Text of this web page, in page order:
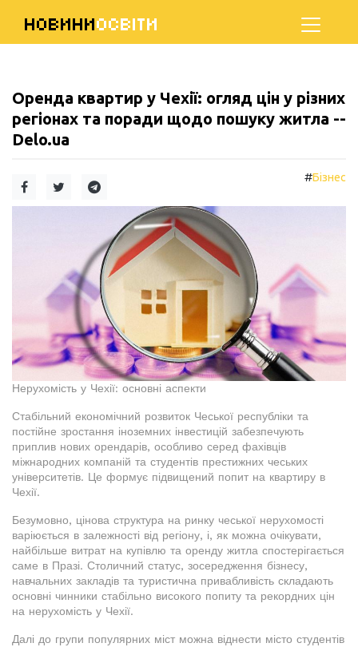
НОВИНИОСВІТИ
Оренда квартир у Чехії: огляд цін у різних
регіонах та поради щодо пошуку житла --
Delo.ua
#Бізнес
Нерухомість у Чехії: основні аспекти
Стабільний економічний розвиток Чеської республіки та
постійне зростання іноземних інвестицій забезпечують
приплив нових орендарів, особливо серед фахівців
міжнародних компаній та студентів престижних чеських
університетів. Це формує підвищений попит на квартиру в
Чехії.
Безумовно, цінова структура на ринку чеської нерухомості
варіюється в залежності від регіону, і, як можна очікувати,
найбільше витрат на купівлю та оренду житла спостерігається
саме в Празі. Столичний статус, зосередження бізнесу,
навчальних закладів та туристична привабливість складають
основні чинники стабільно високого попиту та рекордних цін
на нерухомість у Чехії.
Далі до групи популярних міст можна віднести місто студентів